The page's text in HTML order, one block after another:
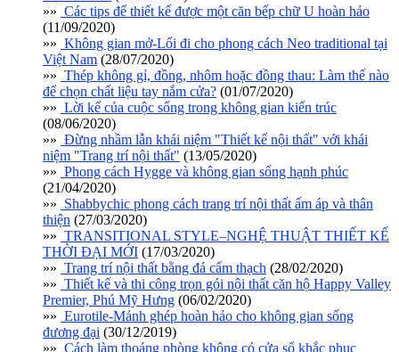
»» Các tips để thiết kế được một căn bếp chữ U hoàn hảo
(11/09/2020)
»» Không gian mở-Lối đi cho phong cách Neo traditional tại
Việt Nam (28/07/2020)
»» Thép không gỉ, đồng, nhôm hoặc đồng thau: Làm thế nào
để chọn chất liệu tay nắm cửa? (01/07/2020)
»» Lời kể của cuộc sống trong không gian kiến trúc
(08/06/2020)
»» Đừng nhầm lẫn khái niệm "Thiết kế nội thất" với khái
niệm "Trang trí nội thất" (13/05/2020)
»» Phong cách Hygge và không gian sống hạnh phúc
(21/04/2020)
»» Shabbychic phong cách trang trí nội thất ấm áp và thân
thiện (27/03/2020)
»» TRANSITIONAL STYLE–NGHỆ THUẬT THIẾT KẾ
THỜI ĐẠI MỚI (17/03/2020)
»» Trang trí nội thất bằng đá cẩm thạch (28/02/2020)
»» Thiết kế và thi công trọn gói nội thất căn hộ Happy Valley
Premier, Phú Mỹ Hưng (06/02/2020)
»» Eurotile-Mảnh ghép hoàn hảo cho không gian sống
đương đại (30/12/2019)
»» Cách làm thoáng phòng không có cửa sổ khắc phục